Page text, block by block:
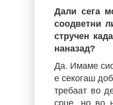
Дали сега
соодветни
стручен
наназад?
Да. Имаме
е секогаш
требаат во